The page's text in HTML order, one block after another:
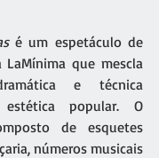
é um espetáculo de
LaMínima que mescla
e técnica
estética popular. O
de esquetes
números musicais